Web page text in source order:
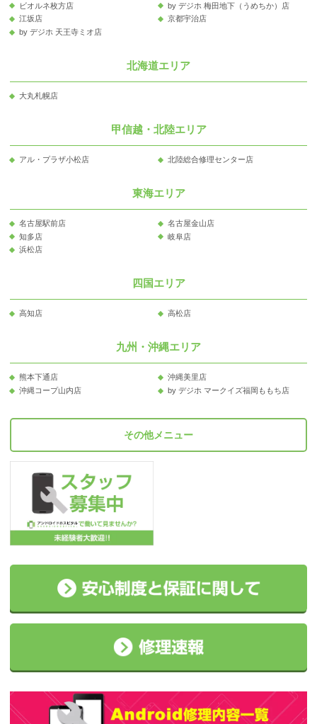
ビオルネ枚方店
by デジホ 梅田地下（うめちか）店
江坂店
京都宇治店
by デジホ 天王寺ミオ店
北海道エリア
大丸札幌店
甲信越・北陸エリア
アル・プラザ小松店 北陸総合修理センター店
東海エリア
名古屋駅前店
名古屋金山店
知多店
岐阜店
浜松店
四国エリア
高知店 高松店
九州・沖縄エリア
熊本下通店
沖縄美里店
沖縄コープ山内店
by デジホ マークイズ福岡ももち店
その他メニュー